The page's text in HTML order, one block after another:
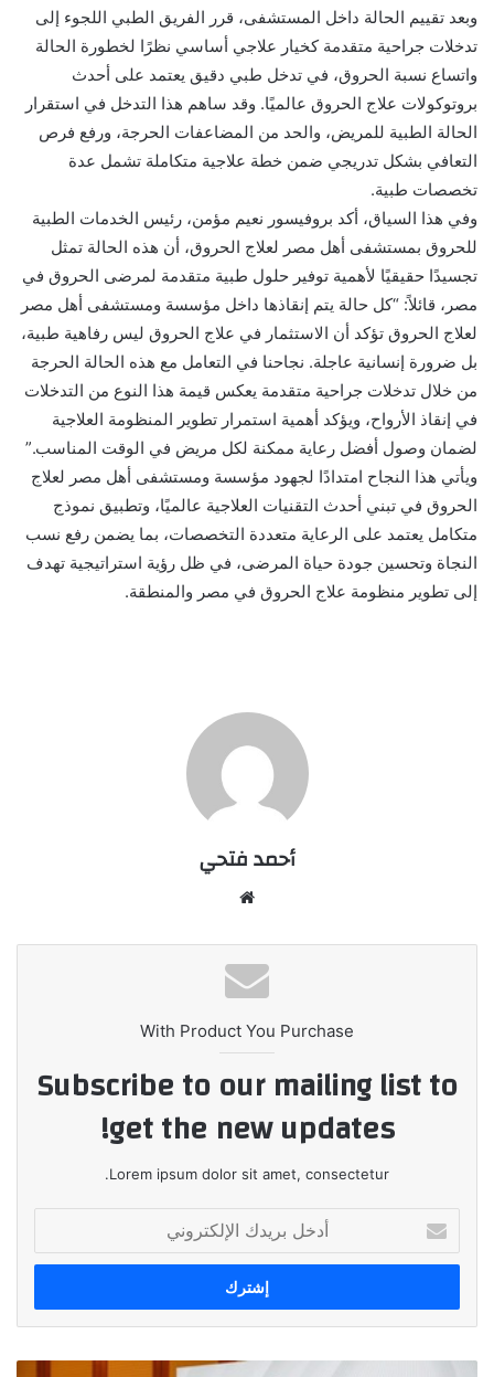
وبعد تقييم الحالة داخل المستشفى، قرر الفريق الطبي اللجوء إلى
تدخلات جراحية متقدمة كخيار علاجي أساسي نظرًا لخطورة الحالة
واتساع نسبة الحروق، في تدخل طبي دقيق يعتمد على أحدث
بروتوكولات علاج الحروق عالميًا. وقد ساهم هذا التدخل في استقرار
الحالة الطبية للمريض، والحد من المضاعفات الحرجة، ورفع فرص
التعافي بشكل تدريجي ضمن خطة علاجية متكاملة تشمل عدة
تخصصات طبية.
وفي هذا السياق، أكد بروفيسور نعيم مؤمن، رئيس الخدمات الطبية
للحروق بمستشفى أهل مصر لعلاج الحروق، أن هذه الحالة تمثل
تجسيدًا حقيقيًا لأهمية توفير حلول طبية متقدمة لمرضى الحروق في
مصر، قائلاً: “كل حالة يتم إنقاذها داخل مؤسسة ومستشفى أهل مصر
لعلاج الحروق تؤكد أن الاستثمار في علاج الحروق ليس رفاهية طبية،
بل ضرورة إنسانية عاجلة. نجاحنا في التعامل مع هذه الحالة الحرجة
من خلال تدخلات جراحية متقدمة يعكس قيمة هذا النوع من التدخلات
في إنقاذ الأرواح، ويؤكد أهمية استمرار تطوير المنظومة العلاجية
لضمان وصول أفضل رعاية ممكنة لكل مريض في الوقت المناسب.”
ويأتي هذا النجاح امتدادًا لجهود مؤسسة ومستشفى أهل مصر لعلاج
الحروق في تبني أحدث التقنيات العلاجية عالميًا، وتطبيق نموذج
متكامل يعتمد على الرعاية متعددة التخصصات، بما يضمن رفع نسب
النجاة وتحسين جودة حياة المرضى، في ظل رؤية استراتيجية تهدف
إلى تطوير منظومة علاج الحروق في مصر والمنطقة.
أحمد فتحي
With Product You Purchase
Subscribe to our mailing list to
get the new updates!
Lorem ipsum dolor sit amet, consectetur.
بريدك
الإلكتروني